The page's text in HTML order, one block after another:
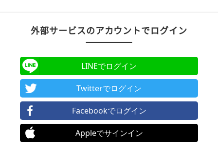
外部サービスのアカウントでログイン
LINEでログイン
Twitterでログイン
Facebookでログイン
Appleでサインイン